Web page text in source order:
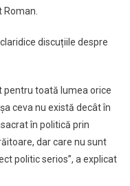
discuțiile despre
pentru toată lumea orice
ceva nu există decât în
în politică prin
dar care nu sunt
politic serios”, a explicat